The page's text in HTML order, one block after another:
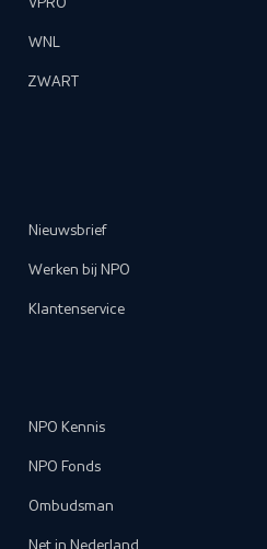
VPRO
WNL
ZWART
Nieuwsbrief
Werken bij NPO
Klantenservice
NPO Kennis
NPO Fonds
Ombudsman
Net in Nederland